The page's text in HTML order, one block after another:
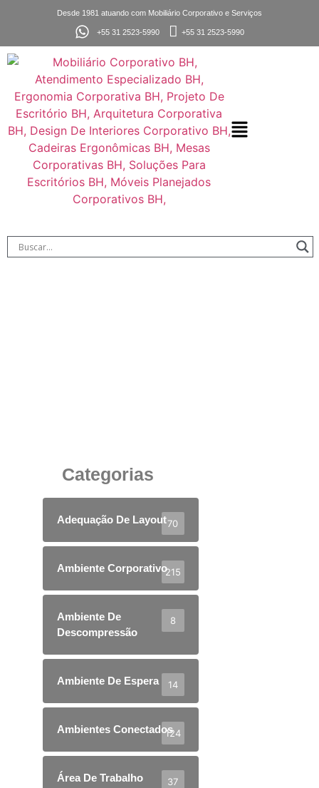
Desde 1981 atuando com Mobiliário Corporativo e Serviços
+55 31 2523-5990 +55 31 2523-5990
Categorias
Adequação De Layout70
Ambiente Corporativo215
Ambiente De
Descompressão
8
Ambiente De Espera 14
Ambientes Conectados124
Área De Trabalho 37